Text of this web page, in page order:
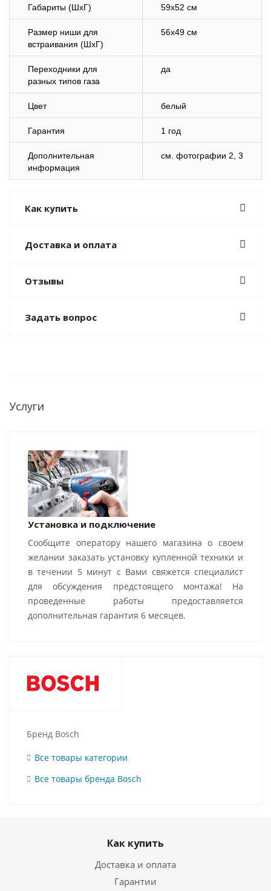
Габариты (ШхГ) 59х52 см
Размер ниши для
встраивания (ШхГ)
56х49 см
Переходники для
разных типов газа
да
Цвет белый
Гарантия 1 год
Дополнительная
информация
см. фотографии 2, 3
Как купить
Доставка и оплата
Отзывы
Задать вопрос
Услуги
Установка и подключение
Сообщите оператору нашего магазина о своем
желании заказать установку купленной техники и
в течении 5 минут с Вами свяжется специалист
для обсуждения предстоящего монтажа! На
проведенные работы предоставляется
дополнительная гарантия 6 месяцев.
Бренд Bosch
Все товары категории
Все товары бренда Bosch
Как купить
Доставка и оплата
Гарантии